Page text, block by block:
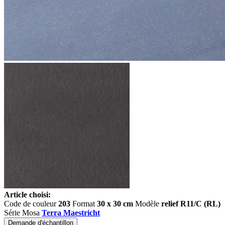
Article choisi:
Code de couleur203 Format 30 x 30 cm Modèle relief R11/C (RL)
Série Mosa Terra Maestricht
Demande d'échantillon